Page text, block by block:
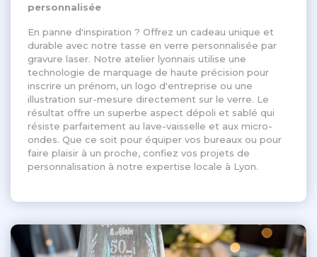
personnalisée
En panne d'inspiration ? Offrez un cadeau unique et
durable avec notre tasse en verre personnalisée par
gravure laser. Notre atelier lyonnais utilise une
technologie de marquage de haute précision pour
inscrire un prénom, un logo d'entreprise ou une
illustration sur-mesure directement sur le verre. Le
résultat offre un superbe aspect dépoli et sablé qui
résiste parfaitement au lave-vaisselle et aux micro-
ondes. Que ce soit pour équiper vos bureaux ou pour
faire plaisir à un proche, confiez vos projets de
personnalisation à notre expertise locale à Lyon.